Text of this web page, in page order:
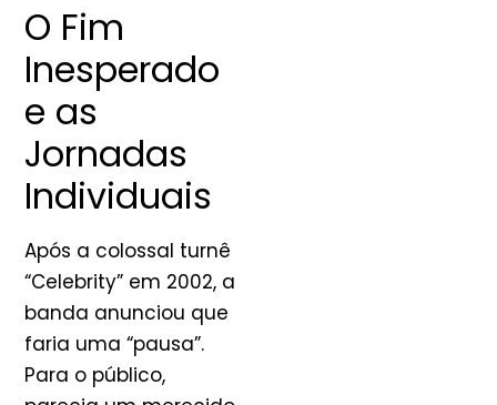
O Fim
Inesperado
e as
Jornadas
Individuais
Após a colossal turnê
“Celebrity” em 2002, a
banda anunciou que
faria uma “pausa”.
Para o público,